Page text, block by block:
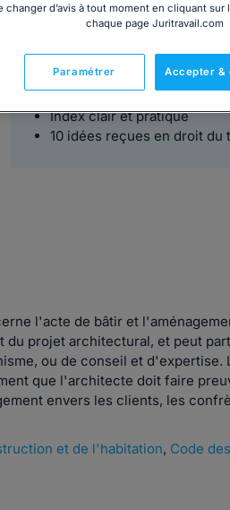
4,64€ HT
Votre Code de déontologie
Index clair et pratique
10 idées reçues en droit du
l'acte de bâtir et
projet architectural, et peut
ou de conseil et d'expertise.
que l'architecte doit faire
envers les clients, les
et de l'habitation, Code
changer d’avis à tout moment en cliquant
chaque page Juritravail.com
Accepter &
Paramétrer